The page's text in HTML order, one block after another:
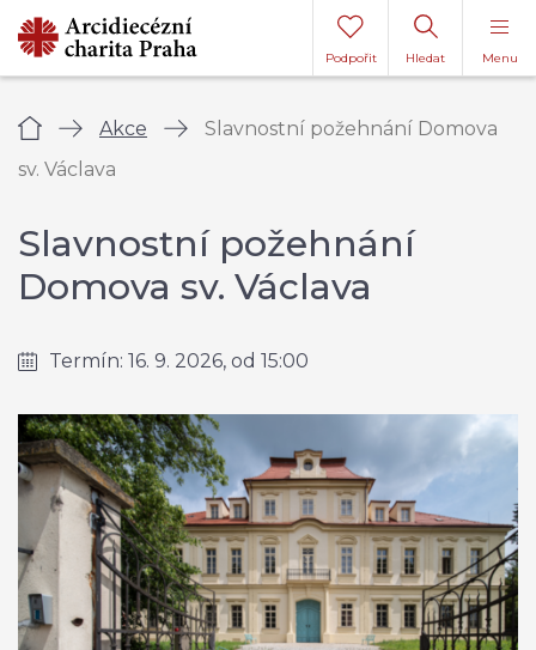
Menu
Hledat
Podpořit
Úvod Akce
Slavnostní požehnání Domova
sv. Václava
Slavnostní požehnání
Domova sv. Václava
Termín: 16. 9. 2026, od 15:00